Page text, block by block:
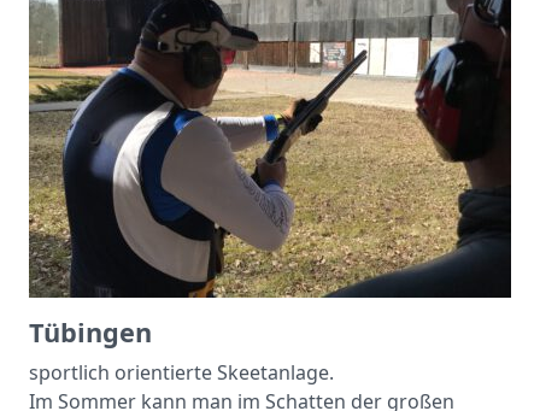
Tübingen
sportlich orientierte Skeetanlage.
Im Sommer kann man im Schatten der großen